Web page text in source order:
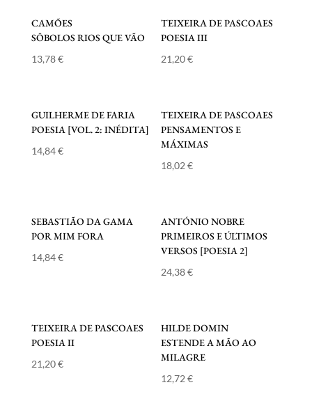
CAMÕES
SÔBOLOS RIOS QUE VÃO
13,78€
TEIXEIRA DE PASCOAES
POESIA III
21,20€
GUILHERME DE FARIA
POESIA [VOL. 2: INÉDITA]
14,84€
TEIXEIRA DE PASCOAES
PENSAMENTOS E
MÁXIMAS
18,02€
SEBASTIÃO DA GAMA
POR MIM FORA
14,84€
ANTÓNIO NOBRE
PRIMEIROS E ÚLTIMOS
VERSOS [POESIA 2]
24,38€
TEIXEIRA DE PASCOAES
POESIA II
21,20€
HILDE DOMIN
ESTENDE A MÃO AO
MILAGRE
12,72€